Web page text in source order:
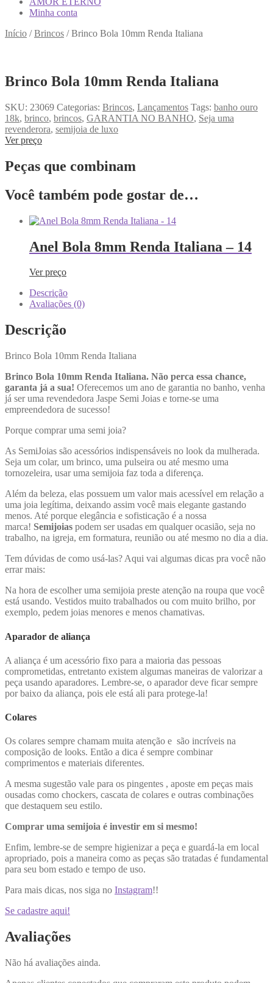
Minha conta
Início /Brincos /Brinco Bola 10mm Renda Italiana
Brinco Bola 10mm Renda Italiana
SKU: 23069 Categorias: Brincos, Lançamentos Tags: banho ouro
18k, brinco, brincos, GARANTIA NO BANHO, Seja uma
revenderora, semijoia de luxo
Ver preço
Peças que combinam
Você também pode gostar de…
Anel Bola 8mm Renda Italiana – 14
Ver preço
Descrição
Avaliações (0)
Descrição
Brinco Bola 10mm Renda Italiana
Brinco Bola 10mm Renda Italiana. Não perca essa chance,
garanta já a sua! Oferecemos um ano de garantia no banho, venha
já ser uma revendedora Jaspe Semi Joias e torne-se uma
empreendedora de sucesso!
Porque comprar uma semi joia?
As SemiJoias são acessórios indispensáveis no look da mulherada.
Seja um colar, um brinco, uma pulseira ou até mesmo uma
tornozeleira, usar uma semijoia faz toda a diferença.
Além da beleza, elas possuem um valor mais acessível em relação a
uma joia legítima, deixando assim você mais elegante gastando
menos. Até porque elegância e sofisticação é a nossa
marca! Semijoias podem ser usadas em qualquer ocasião, seja no
trabalho, na igreja, em formatura, reunião ou até mesmo no dia a dia.
Tem dúvidas de como usá-las? Aqui vai algumas dicas pra você não
errar mais:
Na hora de escolher uma semijoia preste atenção na roupa que você
está usando. Vestidos muito trabalhados ou com muito brilho, por
exemplo, pedem joias menores e menos chamativas.
Aparador de aliança
A aliança é um acessório fixo para a maioria das pessoas
comprometidas, entretanto existem algumas maneiras de valorizar a
peça usando aparadores. Lembre-se, o aparador deve ficar sempre
por baixo da aliança, pois ele está ali para protege-la!
Colares
Os colares sempre chamam muita atenção e são incríveis na
composição de looks. Então a dica é sempre combinar
comprimentos e materiais diferentes.
A mesma sugestão vale para os pingentes , aposte em peças mais
ousadas como chockers, cascata de colares e outras combinações
que destaquem seu estilo.
Comprar uma semijoia é investir em si mesmo!
Enfim, lembre-se de sempre higienizar a peça e guardá-la em local
apropriado, pois a maneira como as peças são tratadas é fundamental
para seu bom estado e tempo de uso.
Para mais dicas, nos siga no Instagram!!
Se cadastre aqui!
Avaliações
Não há avaliações ainda.